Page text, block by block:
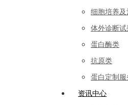
细胞培养及
体外诊断
蛋白酶类
抗原类
蛋白定制服
资讯中心